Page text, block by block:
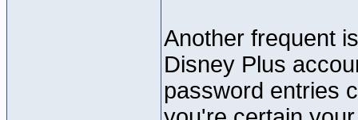
Another frequent
Disney Plus
password entries